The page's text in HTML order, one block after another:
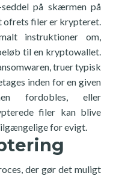
seddel på skærmen på
ofrets filer er krypteret.
instruktioner om,
til en kryptowallet.
truer typisk
inden for en given
fordobles, eller
filer kan blive
for evigt.
der gør det muligt